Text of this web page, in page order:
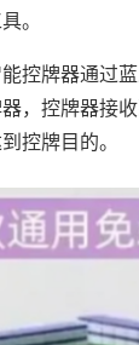
。
控牌器通过
，控牌器接
控牌目的。